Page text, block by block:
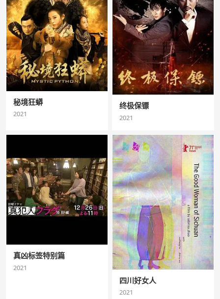
秘境狂蟒
2021
终极保镖
2021
真凶标签特别篇
2021
四川好女人
2021